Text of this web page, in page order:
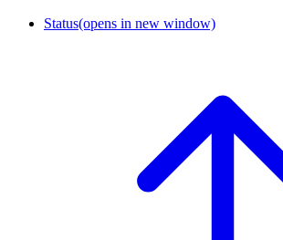
Status(opens in new window)